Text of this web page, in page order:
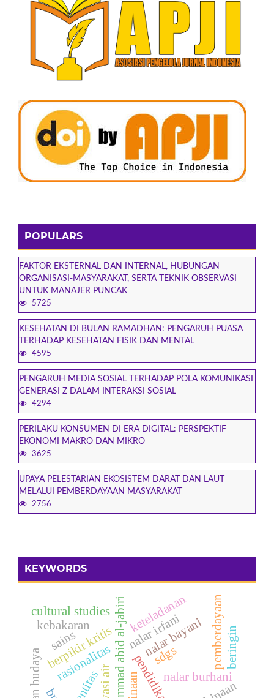
POPULARS
FAKTOR EKSTERNAL DAN INTERNAL, HUBUNGAN
ORGANISASI-MASYARAKAT, SERTA TEKNIK OBSERVASI
UNTUK MANAJER PUNCAK
5725
KESEHATAN DI BULAN RAMADHAN: PENGARUH PUASA
TERHADAP KESEHATAN FISIK DAN MENTAL
4595
PENGARUH MEDIA SOSIAL TERHADAP POLA KOMUNIKASI
GENERASI Z DALAM INTERAKSI SOSIAL
4294
PERILAKU KONSUMEN DI ERA DIGITAL: PERSPEKTIF
EKONOMI MAKRO DAN MIKRO
3625
UPAYA PELESTARIAN EKOSISTEM DARAT DAN LAUT
MELALUI PEMBERDAYAAN MASYARAKAT
2756
KEYWORDS
rasionalitasmuhammad abid al-jabiri nalar bayani
nalar irfani
nalar burhani
berpikir kritis pemberdayaanberingin
sdgs
keteladanan
cultural studies
kebakaran
sains